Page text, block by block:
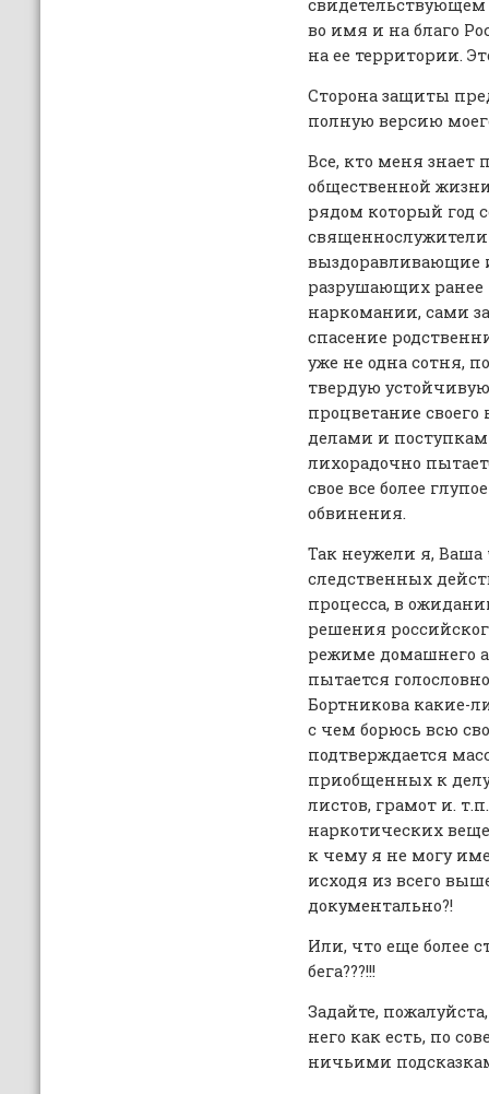
свидетельствующем
во имя и на благо
на ее территории.
Сторона защиты
полную версию
Все, кто меня знает
общественной
рядом который год
выздоравливающие
разрушающих
наркомании, сами
спасение
уже не одна сотня,
твердую
процветание
делами и
лихорадочно
свое все более
обвинения.
Так неужели я, Ваша
следственных
процесса, в
решения
режиме домашнего
пытается
Бортникова какие-
с чем борюсь всю
подтверждается
приобщенных к
листов, грамот и.
наркотических
к чему я не могу
исходя из всего
документально?!
Или, что еще более
бега???!!!
Задайте,
него как есть, по
ничьими